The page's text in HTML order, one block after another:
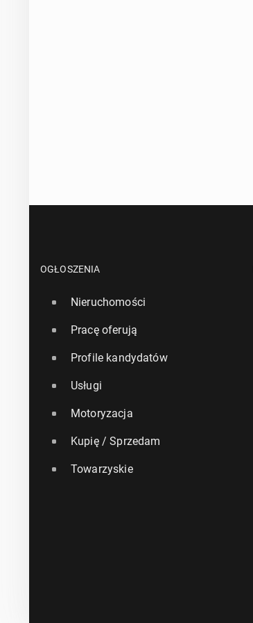
OGŁOSZENIA
Nieruchomości
Pracę oferują
Profile kandydatów
Usługi
Motoryzacja
Kupię / Sprzedam
Towarzyskie